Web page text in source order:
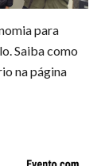
para
Saiba como
na página